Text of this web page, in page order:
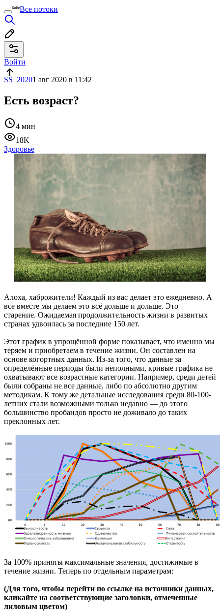
Все потоки
Войти
SS_20201 авг 2020 в 11:42
Есть возраст?
4 мин
18K
Здоровье
Алоха, хаброжители! Каждый из вас делает это ежедневно. А
все вместе мы делаем это всё дольше и дольше. Это —
старение. Ожидаемая продолжительность жизни в развитых
странах удвоилась за последние 150 лет.
Этот график в упрощённой форме показывает, что именно мы
теряем и приобретаем в течение жизни. Он составлен на
основе когортных данных. Из-за того, что данные за
определённые периоды были неполными, кривые графика не
охватывают все возрастные категории. Например, среди детей
были собраны не все данные, либо по абсолютно другим
методикам. К тому же детальные исследования среди 80-100-
летних стали возможными только недавно — до этого
большинство пробандов просто не доживало до таких
преклонных лет.
За 100% приняты максимальные значения, достижимые в
течение жизни. Теперь по отдельным параметрам:
(Для того, чтобы перейти по ссылке на источники данных,
кликайте на соответствующие заголовки, отмеченные
лиловым цветом)